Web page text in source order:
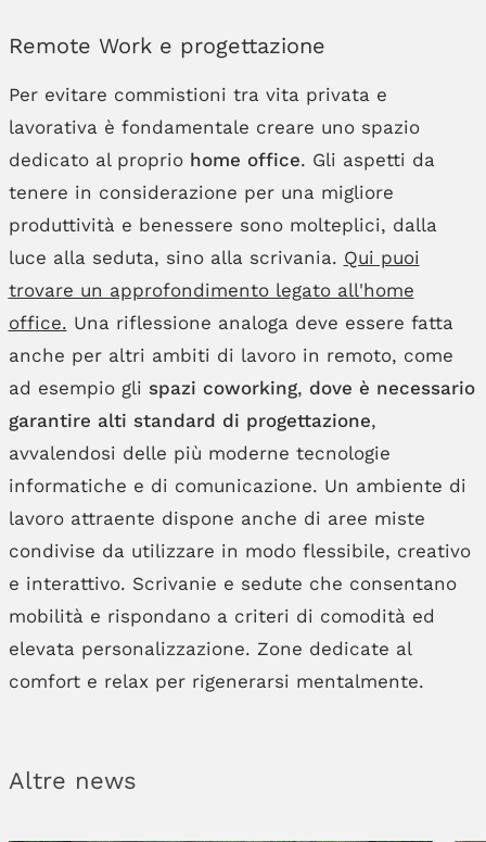
Remote Work e progettazione
Per evitare commistioni tra vita privata e
lavorativa è fondamentale creare uno spazio
dedicato al proprio home office. Gli aspetti da
tenere in considerazione per una migliore
produttività e benessere sono molteplici, dalla
luce alla seduta, sino alla scrivania. Qui puoi
trovare un approfondimento legato all'home
office. Una riflessione analoga deve essere fatta
anche per altri ambiti di lavoro in remoto, come
ad esempio gli spazi coworking, dove è necessario
garantire alti standard di progettazione,
avvalendosi delle più moderne tecnologie
informatiche e di comunicazione. Un ambiente di
lavoro attraente dispone anche di aree miste
condivise da utilizzare in modo flessibile, creativo
e interattivo. Scrivanie e sedute che consentano
mobilità e rispondano a criteri di comodità ed
elevata personalizzazione. Zone dedicate al
comfort e relax per rigenerarsi mentalmente.
Altre news